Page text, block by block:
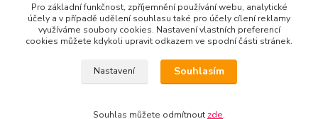
info@dasix.cz
DASIX spol. s r.o.
Pro základní funkčnost, zpříjemnění používání webu, analytické
účely a v případě udělení souhlasu také pro účely cílení reklamy
využíváme soubory cookies. Nastavení vlastních preferencí
cookies můžete kdykoli upravit odkazem ve spodní části stránek.
Nastavení Souhlasím
Souhlas můžete odmítnout zde.